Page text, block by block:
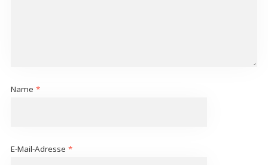
Name *
E-Mail-Adresse *